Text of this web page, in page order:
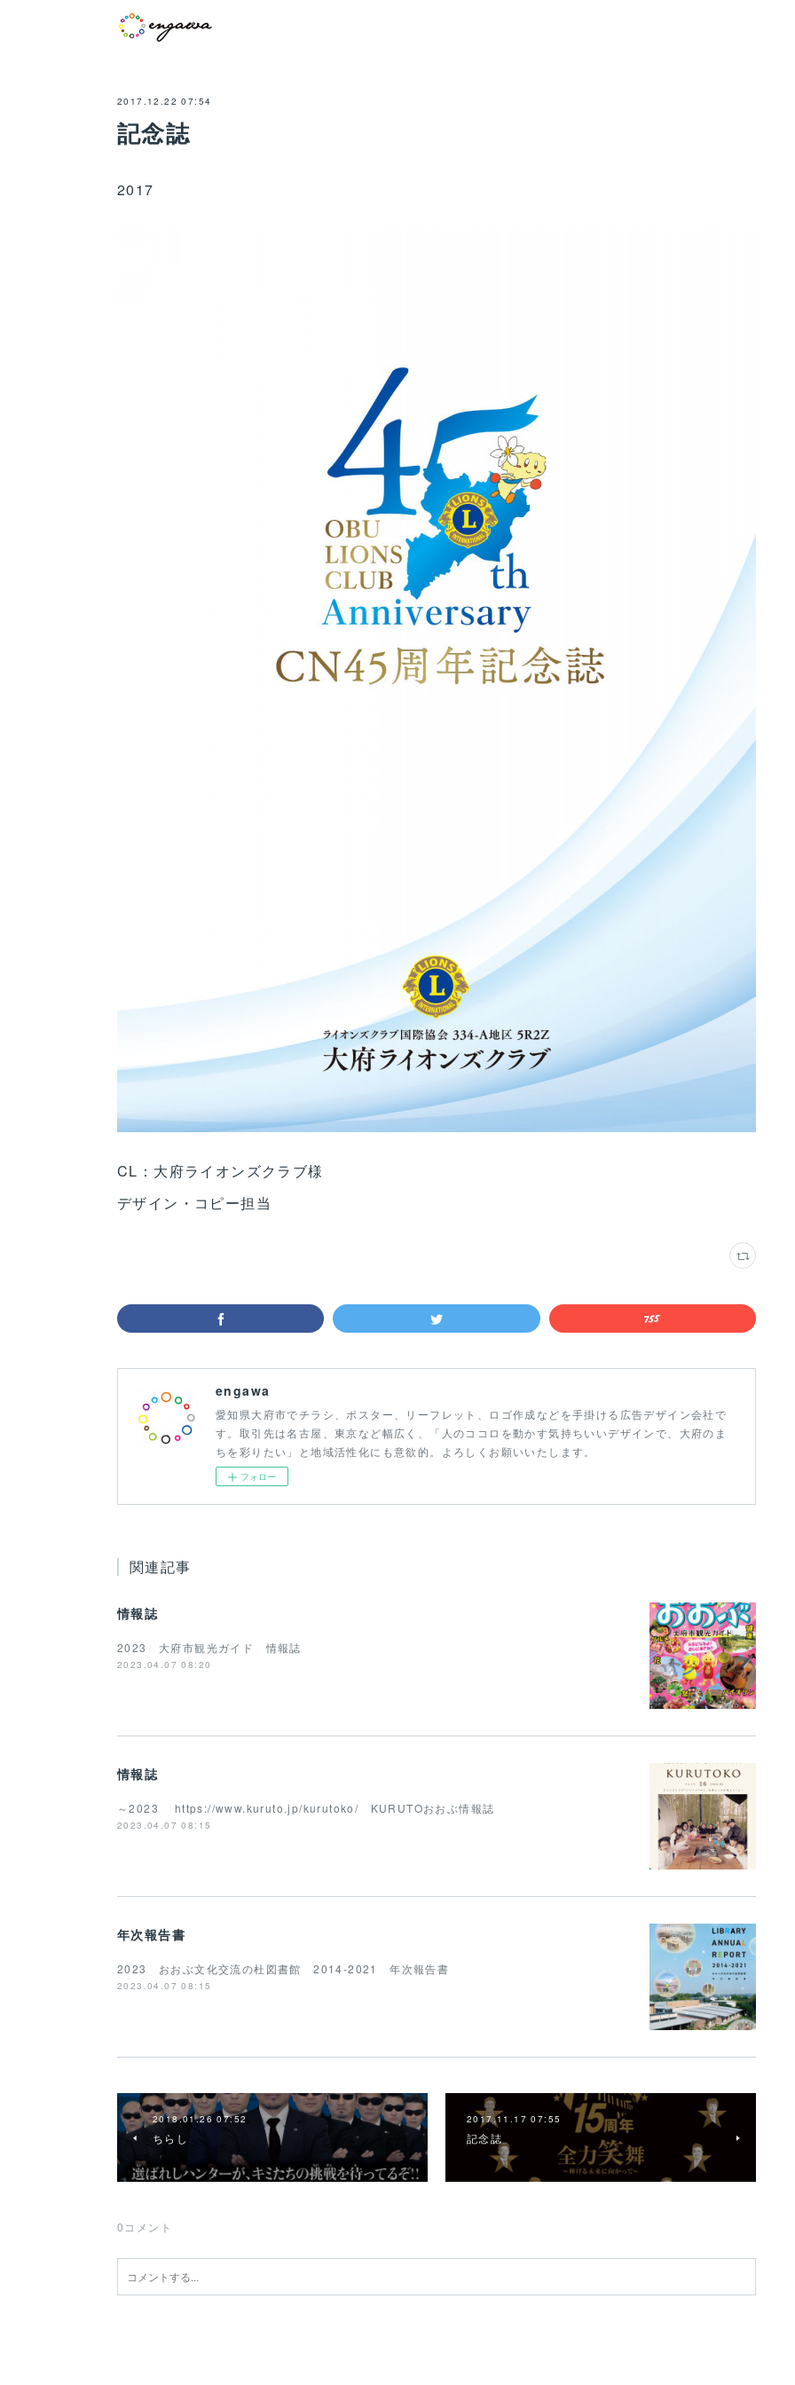
2017.12.22 07:54
記念誌
2017
CL：大府ライオンズクラブ様
デザイン・コピー担当
engawa
愛知県大府市でチラシ、ポスター、リーフレット、ロゴ作成などを手掛ける広告デザイン会社で
す。取引先は名古屋、東京など幅広く、「人のココロを動かす気持ちいいデザインで、大府のま
ちを彩りたい」と地域活性化にも意欲的。よろしくお願いいたします。
フォロー
関連記事
情報誌
2023 大府市観光ガイド 情報誌
2023.04.07 08:20
情報誌
～2023 https://www.kuruto.jp/kurutoko/ KURUTOおおぶ情報誌
2023.04.07 08:15
年次報告書
2023 おおぶ文化交流の杜図書館 2014-2021 年次報告書
2023.04.07 08:15
2018.01.26 07:52
ちらし
2017.11.17 07:55
記念誌
0 コメント